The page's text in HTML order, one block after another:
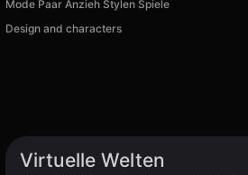
Mode Paar Anzieh Stylen Spiele
Design and characters
Virtuelle Welten